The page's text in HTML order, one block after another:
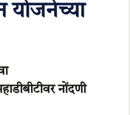
योजनेच्या
नोंदणी